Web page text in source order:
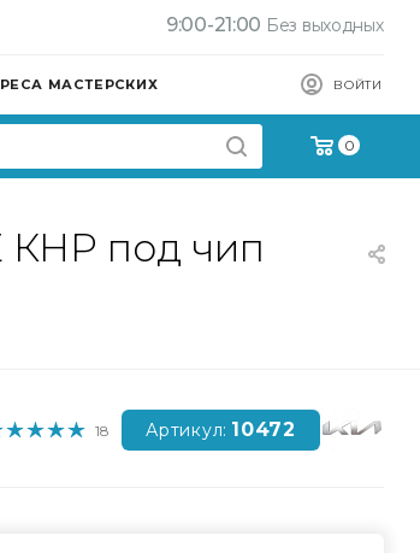
9:00-21:00 Без выходных
ВОЙТИ
МАСТЕРСКИХ
0
КНР под чип
18 Артикул: 10472